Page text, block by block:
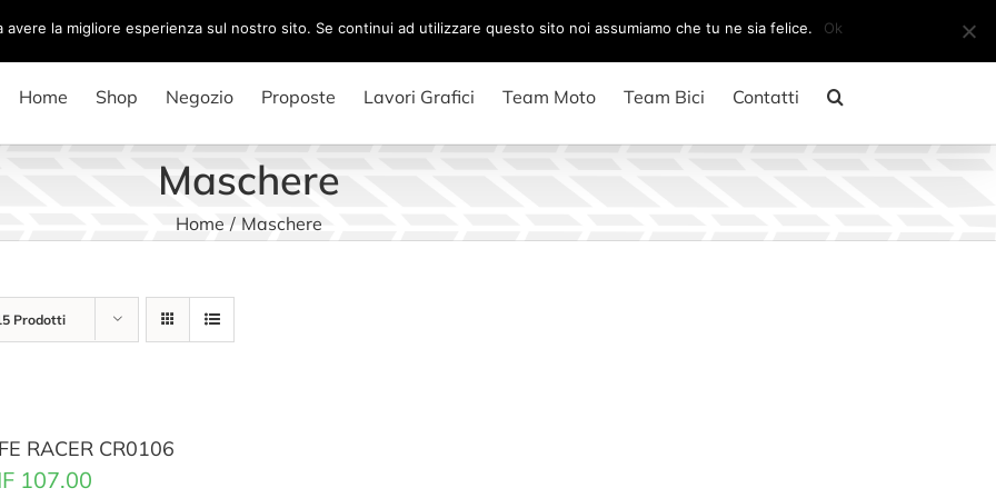
Il mio account CARRELLO
Home Shop Negozio Proposte Lavori Grafici Team Moto Team Bici Contatti
Maschere
Home / Maschere
Prodotti
RACER CR0106
107.00
la migliore esperienza sul nostro sito. Se continui ad utilizzare questo sito noi assumiamo che tu ne sia felice. Ok